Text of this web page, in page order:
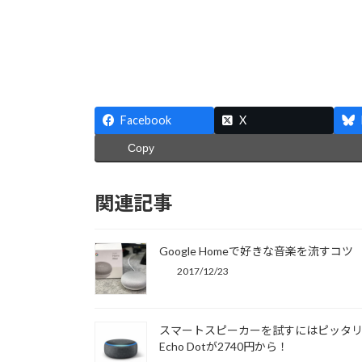
Facebook X
Copy
関連記事
Google Homeで好きな音楽を流すコツ
2017/12/23
スマートスピーカーを試すにはピッタ
Echo Dotが2740円から！